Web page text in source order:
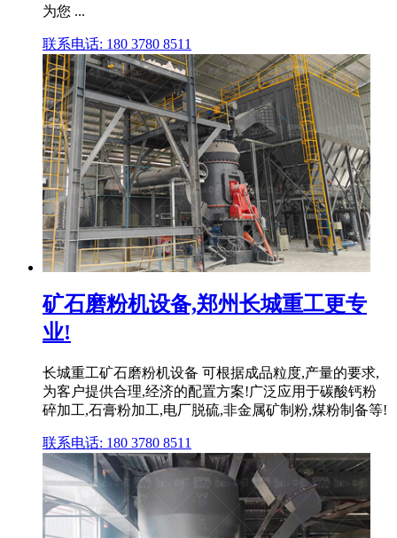
为您 ...
联系电话: 180 3780 8511
矿石磨粉机设备,郑州长城重工更专
业!
长城重工矿石磨粉机设备 可根据成品粒度,产量的要求,
为客户提供合理,经济的配置方案!广泛应用于碳酸钙粉
碎加工,石膏粉加工,电厂脱硫,非金属矿制粉,煤粉制备等!
联系电话: 180 3780 8511